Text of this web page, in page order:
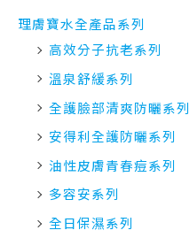
理膚寶水全產品系列
高效分子抗老系列
溫泉舒緩系列
全護臉部清爽防曬系列
安得利全護防曬系列
油性皮膚青春痘系列
多容安系列
全日保濕系列